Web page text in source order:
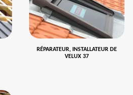
RÉPARATEUR, INSTALLATEUR DE
VELUX 37